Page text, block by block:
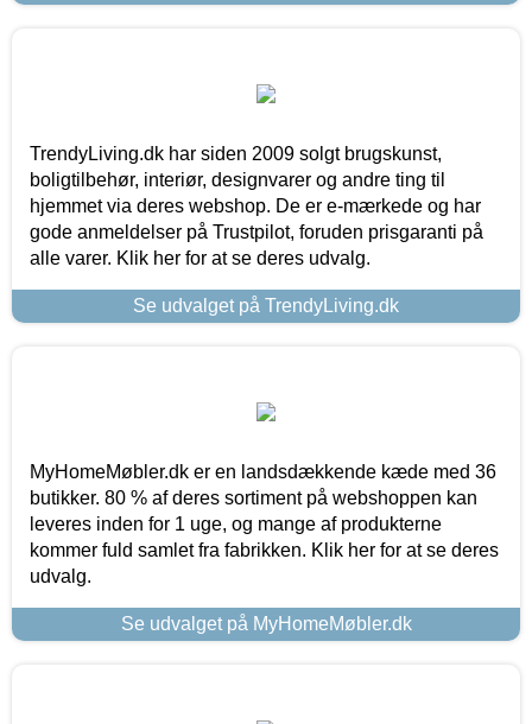
TrendyLiving.dk har siden 2009 solgt brugskunst,
boligtilbehør, interiør, designvarer og andre ting til
hjemmet via deres webshop. De er e-mærkede og har
gode anmeldelser på Trustpilot, foruden prisgaranti på
alle varer. Klik her for at se deres udvalg.
Se udvalget på TrendyLiving.dk
MyHomeMøbler.dk er en landsdækkende kæde med 36
butikker. 80 % af deres sortiment på webshoppen kan
leveres inden for 1 uge, og mange af produkterne
kommer fuld samlet fra fabrikken. Klik her for at se deres
udvalg.
Se udvalget på MyHomeMøbler.dk